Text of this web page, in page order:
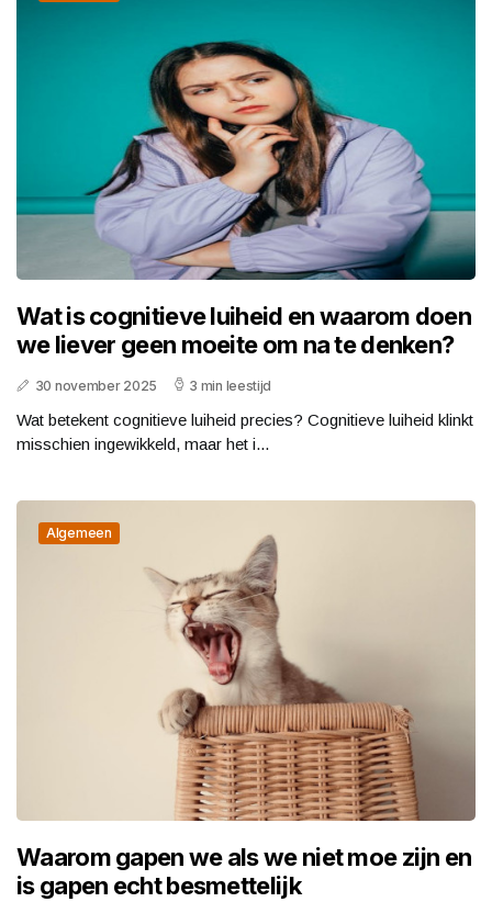
Wat is cognitieve luiheid en waarom doen
we liever geen moeite om na te denken?
30 november 2025 3 min leestijd
Wat betekent cognitieve luiheid precies? Cognitieve luiheid klinkt
misschien ingewikkeld, maar het i...
Algemeen
Waarom gapen we als we niet moe zijn en
is gapen echt besmettelijk